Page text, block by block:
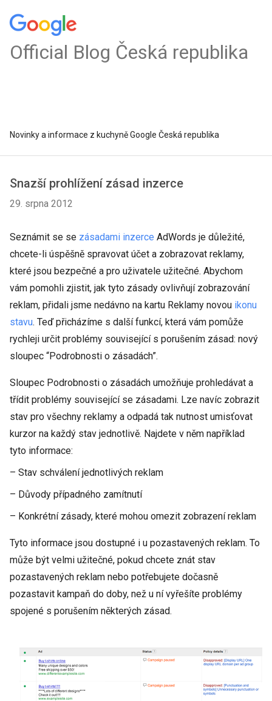
Official Blog Česká republika
Novinky a informace z kuchyně Google Česká republika
Snazší prohlížení zásad inzerce
29. srpna 2012
Seznámit se se zásadami inzerce AdWords je důležité,
chcete-li úspěšně spravovat účet a zobrazovat reklamy,
které jsou bezpečné a pro uživatele užitečné. Abychom
vám pomohli zjistit, jak tyto zásady ovlivňují zobrazování
reklam, přidali jsme nedávno na kartu Reklamy novou ikonu
stavu. Teď přicházíme s další funkcí, která vám pomůže
rychleji určit problémy související s porušením zásad: nový
sloupec “Podrobnosti o zásadách”.
Sloupec Podrobnosti o zásadách umožňuje prohledávat a
třídit problémy související se zásadami. Lze navíc zobrazit
stav pro všechny reklamy a odpadá tak nutnost umisťovat
kurzor na každý stav jednotlivě. Najdete v něm například
tyto informace:
– Stav schválení jednotlivých reklam
– Důvody případného zamítnutí
– Konkrétní zásady, které mohou omezit zobrazení reklam
Tyto informace jsou dostupné i u pozastavených reklam. To
může být velmi užitečné, pokud chcete znát stav
pozastavených reklam nebo potřebujete dočasně
pozastavit kampaň do doby, než u ní vyřešíte problémy
spojené s porušením některých zásad.